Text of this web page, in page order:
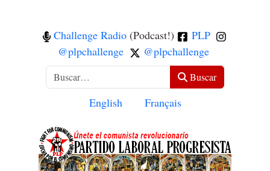
Challenge Radio (Podcast!)
PLP
@plpchallenge
@plpchallenge
Buscar Buscar
Seleccione su idioma
English Français